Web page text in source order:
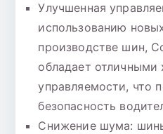
Улучшенная
использованию
производстве шин,
обладает отличными
управляемости, что
безопасность
Снижение шума: